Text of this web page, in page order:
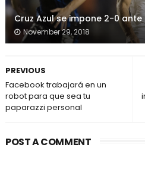
Cruz Azul se impone 2-0
November 29, 2018
PREVIOUS
Facebook trabajará en un
robot para que sea tu
paparazzi personal
POST A COMMENT